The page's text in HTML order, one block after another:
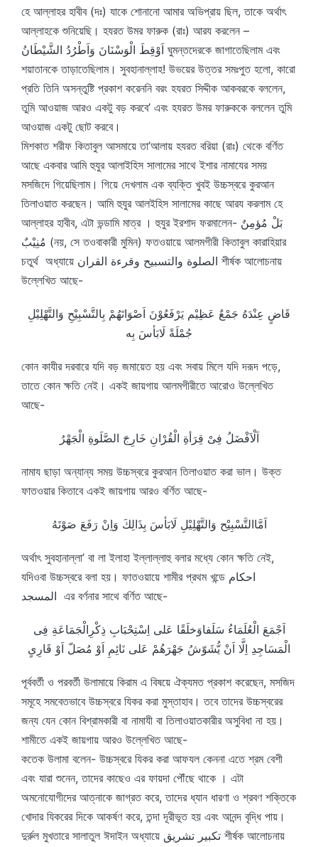
হে আল্লাহর হাবীব (দঃ) যাকে শোনানো আমার অভিপ্রায় ছিল, তাকে অর্থাৎ
আল্লাহকে শুনিয়েছি। হযরত উমর ফারুক (রাঃ) আরয করলেন –
اَوْقِطَ الْوَسْنَانَ وَاَطْرُدُ الشَّيْطَانُ ঘুমন্তদেরকে জাগাতেছিলাম এবং
শয়াতানকে তাড়াতেছিলাম। সুবহানাল্লাহ! উভয়ের উত্তর সমঃপুত হলো, কারো
প্রতি তিনি অসন্তুষ্টি প্রকাশ করেননি বরং হযরত সিদ্দীক আকবরকে বললেন,
তুমি আওয়াজ আরও একটু বড় করবে’ এবং হযরত উমর ফারুককে বললেন তুমি
আওয়াজ একটু ছোট করবে।
মিশকাত শরীফ কিতাবুল আসমায়ে তা’আলায় হযরত বরিয়া (রাঃ) থেকে বর্ণিত
আছে একবার আমি হুযুর আলাইহিস সালামের সাথে ইশার নামাযের সময়
মসজিদে গিয়েছিলাম। গিয়ে দেখলাম এক ব্যক্তি খুবই উচ্চস্বরে কুরআন
তিলাওয়াত করছেন। আমি হুযুর আলইহিস সালামের কাছে আরয করলাম হে
আল্লাহর হাবীব, এটা ভন্ডামি মাত্র । হুযুর ইরশাদ ফরমালেন- بَلْ مُؤمِنٌ
مُنِيْبٌ (নয়, সে তওবাকারী মুমিন) ফতওয়ায়ে আলমগীরী কিতাবুল কারাহিয়ার
চতুর্থ অধ্যায়ে الصلوة والتسبيح وقرءة القران শীর্ষক আলোচনায়
উল্লেখিত আছে-
قَاضٍ عِنْدَهُ جَمْعٌ عَظِيْم يَرْفَعُوْنَ اَصْوَاتَهُمْ بِالتَّسْبِيْحِ وَالتَّهْلِيْلِ
جُمْلَةً لَابَأسَ بِه
কোন কাযীর দরবারে যদি বড় জমায়েত হয় এবং সবায় মিলে যদি দরূদ পড়ে,
তাতে কোন ক্ষতি নেই। একই জায়গায় আলমগীরীতে আরোও উল্লেখিত
আছে-
اَلْاَفْضَلُ فِىْ قِرَأةِ الْقُرْانِ خَارِجَ الصَّلَوةِ الْجَهْرُ
নামায ছাড়া অন্যান্য সময় উচ্চস্বরে কুরআন তিলাওয়াত করা ভাল। উক্ত
ফাতওয়ার কিতাবে একই জায়গায় আরও বর্ণিত আছে-
اَمَّاالتَّسْبِيْح وَالتَّهْلِيْلِ لَابَأسَ بِذَالِكَ وَاِنْ رَفَعَ صَوْتَهُ
অর্থাৎ সুবহানাল্লা’ বা লা ইলাহা ইল্লাল্লাহু বলার মধ্যে কোন ক্ষতি নেই,
যদিওবা উচ্চস্বরে বলা হয়। ফাতওয়ায়ে শামীর প্রথম খন্ডে احكام
المسجد এর বর্ণনার সাথে বর্ণিত আছে-
اَجْمَعَ الْعُلَمَاءُ سَلَفاوَخلَقًا عَلى اِسْتِحْبَابِ ذِكْرِالْجَمَاعَةِ فِى
الْمَسَاجِدِ اِلَّا اَنْ يُّشَوّشُ جَهْرَهُمْ عَلى نَائِمِ اَوْ مُصَلّ اَوْ قَارِىٍ
পূর্ববর্তী ও পরবর্তী উলামায়ে কিরাম এ বিষয়ে ঐক্যমত প্রকাশ করেছেন, মসজিদ
সমূহে সমবেতভাবে উচ্চস্বরে যিকর করা মুস্তাহাব। তবে তাদের উচ্চস্বরের
জন্য যেন কোন বিশ্রামকারী বা নামাযী বা তিলাওয়াতকারীর অসুবিধা না হয়।
শামীতে একই জায়গায় আরও উল্লেখিত আছে-
কতেক উলামা বলেন- উচ্চস্বরে যিকর করা আফযল কেননা এতে শ্রম বেশী
এবং যারা শুনেন, তাদের কাছেও এর ফায়দা পৌঁছে থাকে । এটা
অমনোযোগীদের আত্নাকে জাগ্রত করে, তাদের ধ্যান ধারণা ও শ্রবণ শক্তিকে
খোদার যিকরের দিকে আকর্ষণ করে, তন্দা দূরীভূত হয় এবং আনন্দ বৃদ্ধি পায়।
দুর্রুল মুখতারে সালাতুল ঈদাইন অধ্যায়ে تكبير تشريق শীর্ষক আলোচনায়